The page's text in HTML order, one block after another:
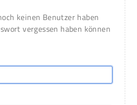
keinen Benutzer haben
vergessen haben können